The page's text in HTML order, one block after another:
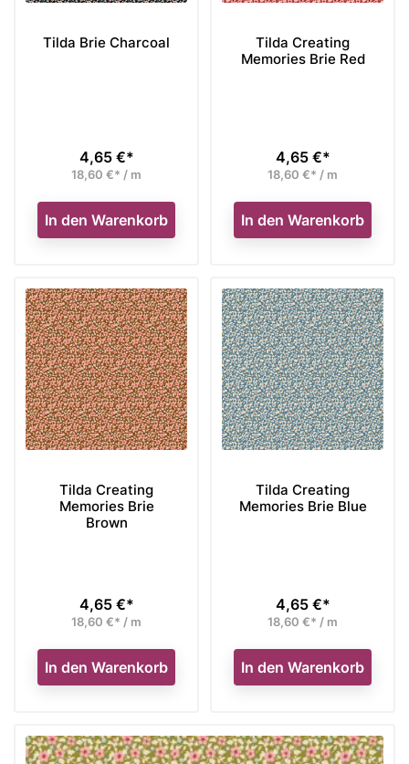
Tilda Brie Charcoal
Preis
4,65 €*
18,60 €* / m
In den Warenkorb
Tilda Creating
Memories Brie Red
Preis
4,65 €*
18,60 €* / m
In den Warenkorb
Tilda Creating
Memories Brie
Brown
Preis
4,65 €*
18,60 €* / m
In den Warenkorb
Tilda Creating
Memories Brie Blue
Preis
4,65 €*
18,60 €* / m
In den Warenkorb